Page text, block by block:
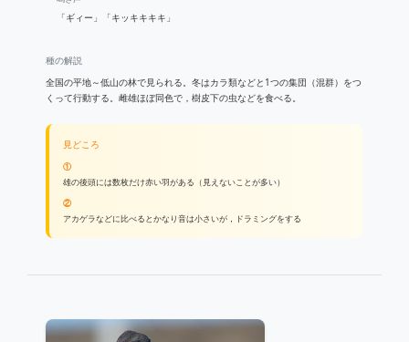
「ギィー」「キッキキキキ」
種の解説
全国の平地～低山の林で見られる。冬はカラ類などと1つの集団（混群）をつ
くって行動する。雌雄ほぼ同色で，樹皮下の虫などを食べる。
見どころ
①
雄の後頭には数枚だけ赤い羽がある（見えないことが多い）
②
アカゲラなどに比べるとかなり音は小さいが，ドラミングをする